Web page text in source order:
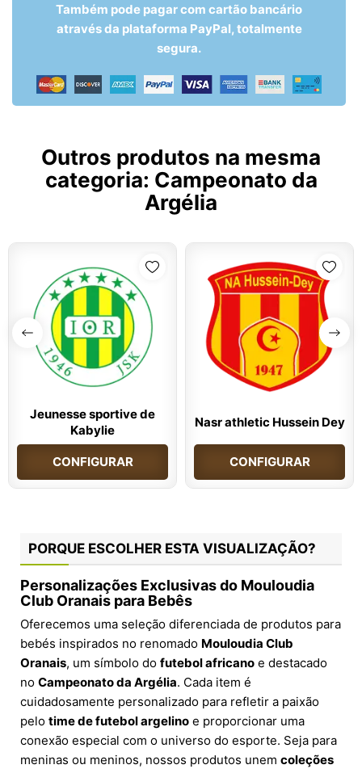
Também pode pagar com cartão bancário
através da plataforma PayPal, totalmente
segura.
Outros produtos na mesma
categoria: Campeonato da
Argélia
Jeunesse sportive de
Kabylie
CONFIGURAR
Nasr athletic Hussein Dey
CONFIGURAR
PORQUE ESCOLHER ESTA VISUALIZAÇÃO?
Personalizações Exclusivas do Mouloudia
Club Oranais para Bebês
Oferecemos uma seleção diferenciada de produtos para
bebés inspirados no renomado Mouloudia Club
Oranais, um símbolo do futebol africano e destacado
no Campeonato da Argélia. Cada item é
cuidadosamente personalizado para refletir a paixão
pelo time de futebol argelino e proporcionar uma
conexão especial com o universo do esporte. Seja para
meninas ou meninos, nossos produtos unem coleções